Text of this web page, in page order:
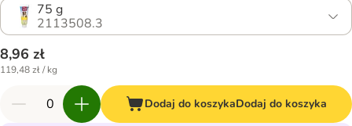
75 g
2113508.3
8,96 zł
119,48 zł / kg
Dodaj do koszykaDodaj do koszyka